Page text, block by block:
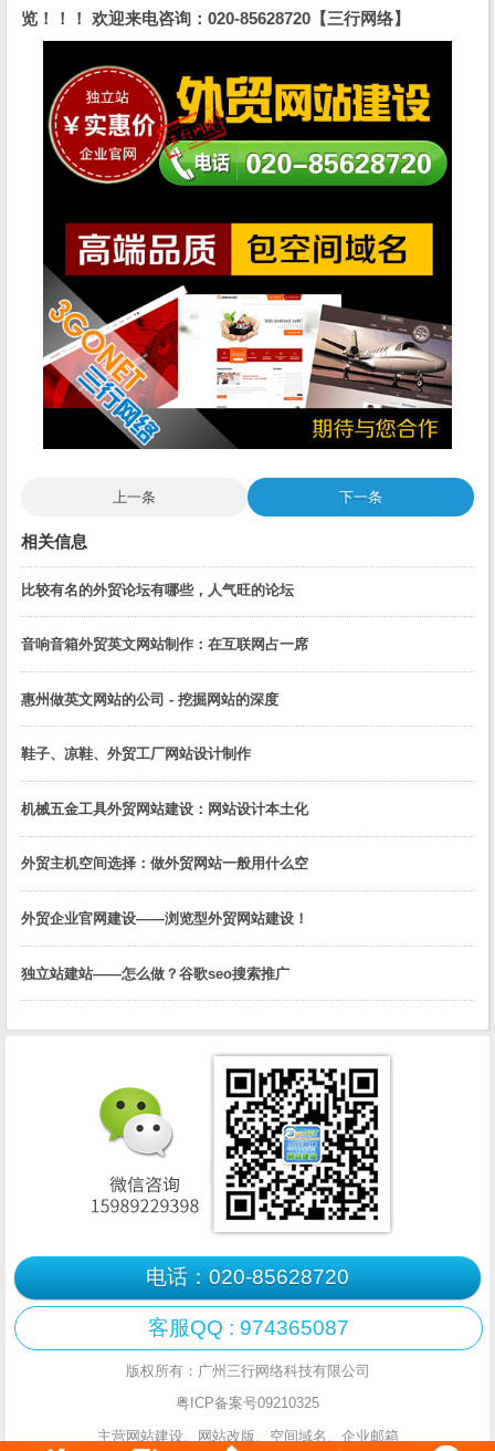
览！！！ 欢迎来电咨询：020-85628720【三行网络】
上一条 下一条
相关信息
比较有名的外贸论坛有哪些，人气旺的论坛
音响音箱外贸英文网站制作：在互联网占一席
惠州做英文网站的公司 - 挖掘网站的深度
鞋子、凉鞋、外贸工厂网站设计制作
机械五金工具外贸网站建设：网站设计本土化
外贸主机空间选择：做外贸网站一般用什么空
外贸企业官网建设——浏览型外贸网站建设！
独立站建站——怎么做？谷歌seo搜索推广
电话：020-85628720
客服QQ : 974365087
版权所有：广州三行网络科技有限公司
粤ICP备案号09210325
主营网站建设、网站改版、空间域名、企业邮箱